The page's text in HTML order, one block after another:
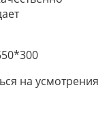
на усмотрения